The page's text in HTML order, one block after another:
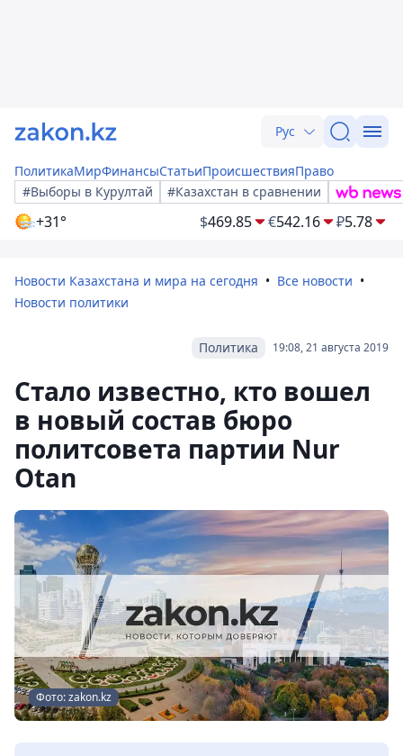
Рус
ПолитикаМирФинансыСтатьиПроисшествияПраво
#Выборы в Курултай
#Казахстан в сравнении
+31° $469.85 €542.16 ₽5.78
Новости Казахстана и мира на сегодня
Все новости
Новости политики
19:08, 21 августа 2019
Политика
Стало известно, кто вошел
в новый состав бюро
политсовета партии Nur
Otan
Фото: zakon.kz